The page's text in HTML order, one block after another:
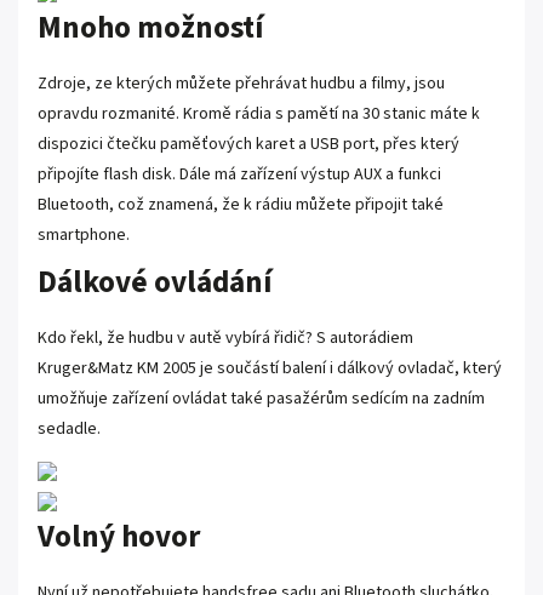
Mnoho možností
Zdroje, ze kterých můžete přehrávat hudbu a filmy, jsou
opravdu rozmanité. Kromě rádia s pamětí na 30 stanic máte k
dispozici čtečku paměťových karet a USB port, přes který
připojíte flash disk. Dále má zařízení výstup AUX a funkci
Bluetooth, což znamená, že k rádiu můžete připojit také
smartphone.
Dálkové ovládání
Kdo řekl, že hudbu v autě vybírá řidič? S autorádiem
Kruger&Matz KM 2005 je součástí balení i dálkový ovladač, který
umožňuje zařízení ovládat také pasažérům sedícím na zadním
sedadle.
Volný hovor